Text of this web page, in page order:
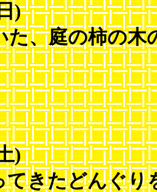
)
、庭の柿の木
)
きたどんぐり